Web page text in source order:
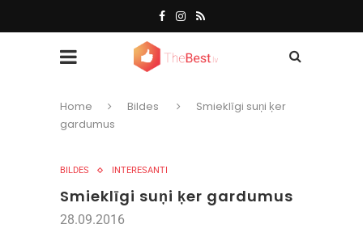
Home Bildes
Smieklīgi suņi ķer
gardumus
BILDES INTERESANTI
Smieklīgi suņi ķer gardumus
28.09.2016